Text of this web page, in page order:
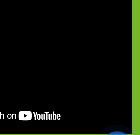
5/5 - (8 bình chọn)